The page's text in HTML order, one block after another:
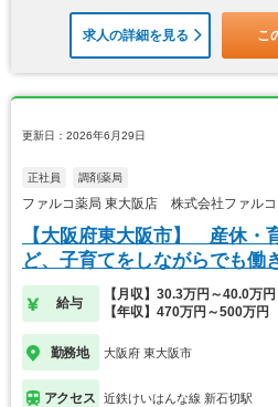
求人の詳細を見る こ
更新日：2026年6月29日
正社員 調剤薬局
ファルコ薬局 東大阪店 株式会社ファル
【大阪府東大阪市】 産休・
ど、子育てをしながらでも働
給与
【月収】30.3万円～40.0万円
【年収】470万円～500万円
勤務地 大阪府 東大阪市
アクセス 近鉄けいはんな線 新石切駅